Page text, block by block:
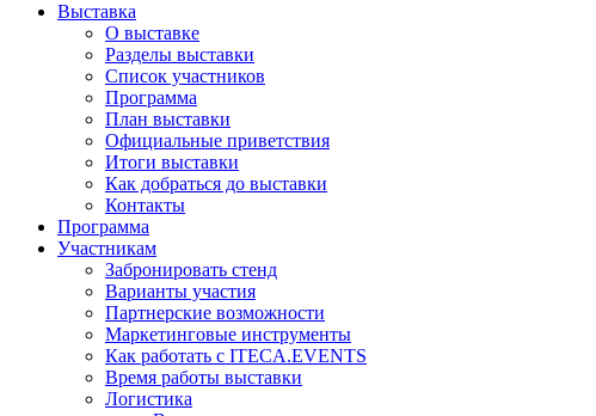
Выставка
О выставке
Разделы выставки
Список участников
Программа
План выставки
Официальные приветствия
Итоги выставки
Как добраться до выставки
Контакты
Программа
Участникам
Забронировать стенд
Варианты участия
Партнерские возможности
Маркетинговые инструменты
Как работать с ITECA.EVENTS
Время работы выставки
Логистика